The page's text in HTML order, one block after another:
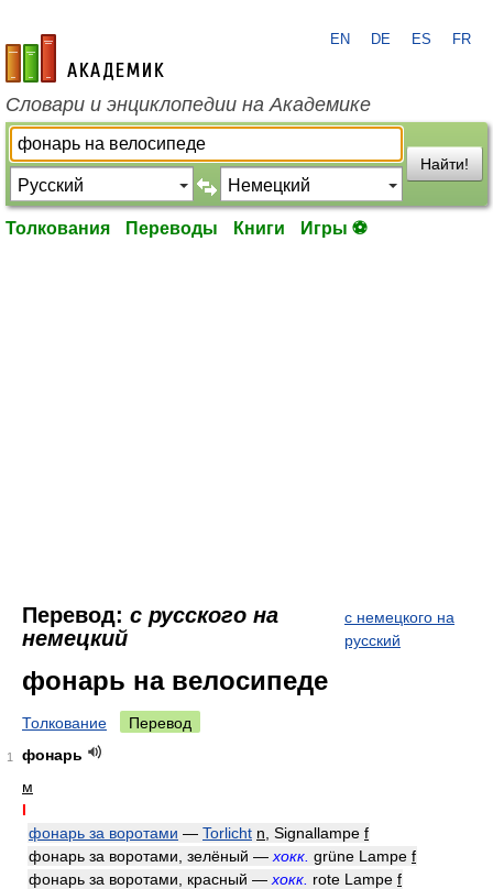
academic.ru
EN DE ES FR
Словари и энциклопедии на Академике
Найти!
Толкования Переводы Книги Игры ⚽
Перевод: с русского на
немецкий
с немецкого на
русский
фонарь на велосипеде
Толкование Перевод
1
фонарь
м
I
фонарь за воротами — Torlicht n , Signallampe f
фонарь за воротами, зелёный — хокк. grüne Lampe f
фонарь за воротами, красный — хокк. rote Lampe f